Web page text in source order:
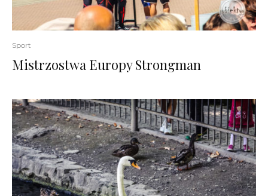
Sport
Mistrzostwa Europy Strongman